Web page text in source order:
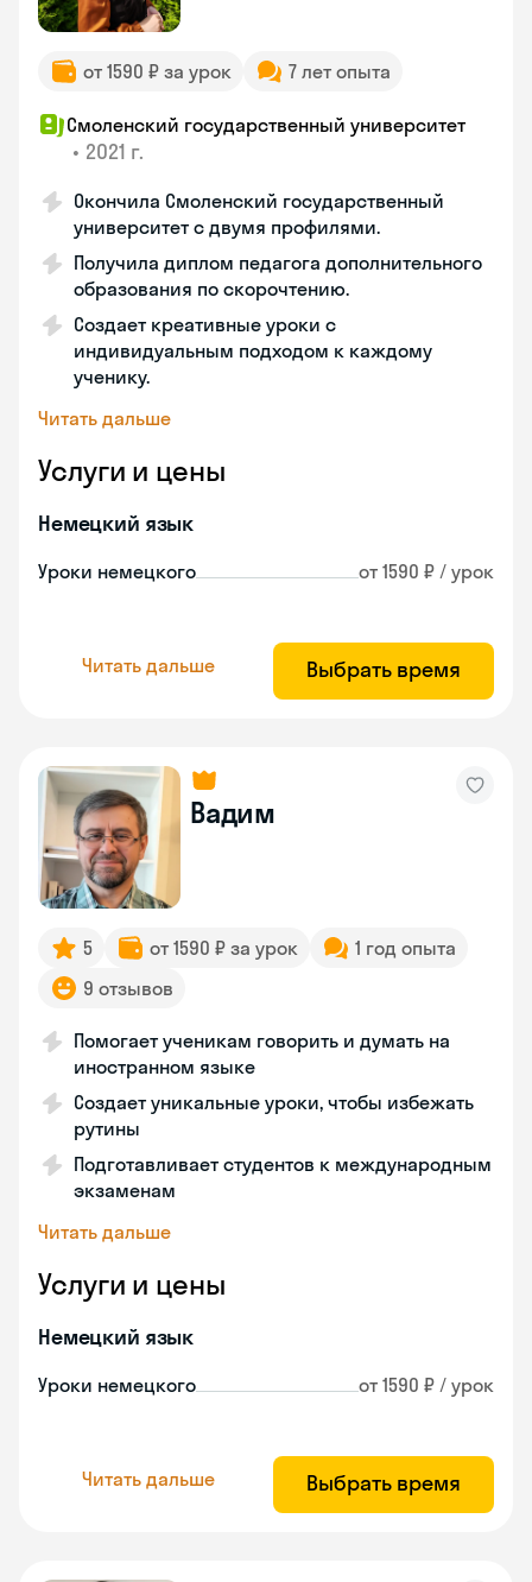
от 1590 ₽ за урок 7 лет опыта
Смоленский государственный университет
• 2021 г.
Окончила Смоленский государственный
университет с двумя профилями.
Получила диплом педагога дополнительного
образования по скорочтению.
Создает креативные уроки с
индивидуальным подходом к каждому
ученику.
Читать дальше
Услуги и цены
Немецкий язык
Уроки немецкого от 1590 ₽ / урок
Читать дальше Выбрать время
Вадим
5 от 1590 ₽ за урок
1 год опыта
9 отзывов
Помогает ученикам говорить и думать на
иностранном языке
Создает уникальные уроки, чтобы избежать
рутины
Подготавливает студентов к международным
экзаменам
Читать дальше
Услуги и цены
Немецкий язык
Уроки немецкого от 1590 ₽ / урок
Читать дальше Выбрать время